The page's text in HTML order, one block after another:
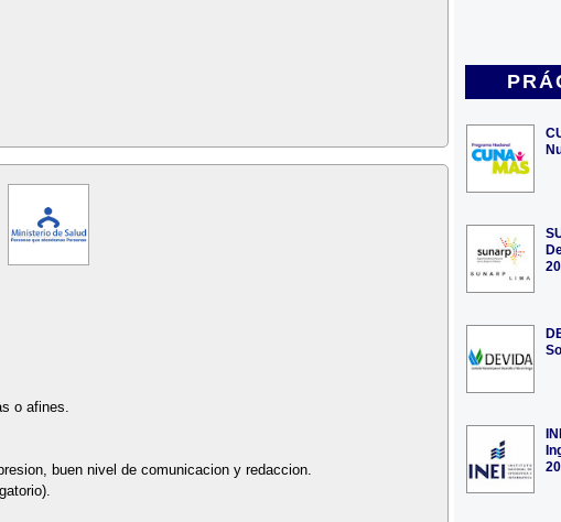
o afines.
buen nivel de comunicacion y redaccion.